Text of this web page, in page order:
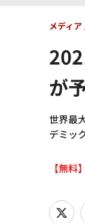
が
世界最
デミッ
メディア
【無